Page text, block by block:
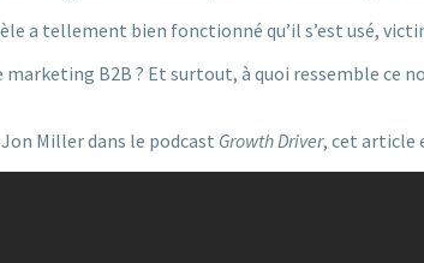
a tellement bien fonctionné qu’il s’est usé,
marketing B2B ? Et surtout, à quoi ressemble ce
Miller dans le podcast Growth Driver, cet article